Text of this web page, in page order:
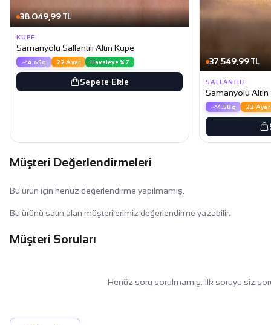
38.049,99 TL
KÜPE
Samanyolu Sallantılı Altın Küpe
4.65g 22 Ayar Havaleye %7
Sepete Ekle
37.549,99 TL
SALLANTILI
Samanyolu Altın
4.58g 22 Ayar
Müşteri Değerlendirmeleri
Bu ürün için henüz değerlendirme yapılmamış.
Bu ürünü satın alan müşterilerimiz değerlendirme yazabilir.
Müşteri Soruları
Henüz soru sorulmamış. İlk soruyu siz